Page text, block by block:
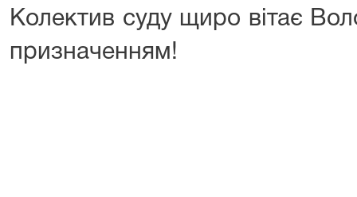
Колектив суду щиро вітає
призначенням!